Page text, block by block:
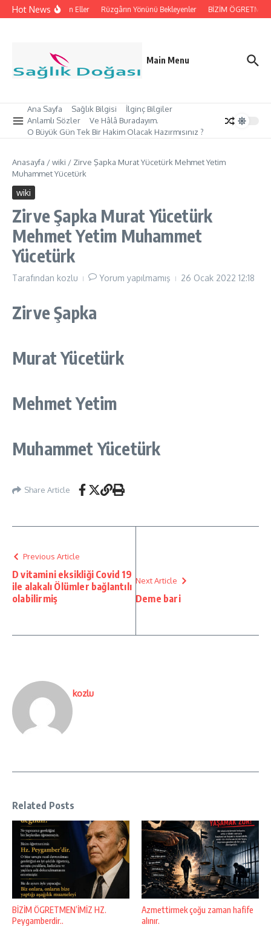
İçeriğe atla
Hot Newsİpleri Tutan Eller Rüzgârın Yönünü Bekleyenler BİZİM
Main Menu
Ana Sayfa Sağlık Bilgisi
İlginç Bilgiler
Anlamlı Sözler
Ve Hâlâ Buradayım.
O Büyük Gün Tek Bir Hakim Olacak Hazırmısınız ?
Anasayfa /wiki / Zirve Şapka Murat Yücetürk Mehmet Yetim
Muhammet Yücetürk
wiki
Zirve Şapka Murat Yücetürk
Mehmet Yetim Muhammet
Yücetürk
Tarafından kozlu Yorum yapılmamış 26 Ocak 2022 12:18
Zirve Şapka
Murat Yücetürk
Mehmet Yetim
Muhammet Yücetürk
Share Article
Previous Article
D vitamini eksikliği Covid 19
ile alakalı Ölümler bağlantılı
olabilirmiş
Next Article
Deme bari
kozlu
Related Posts
BİZİM ÖGRETMEN’İMİZ HZ.
Peygamberdir..
Azmettirmek çoğu zaman hafife
alınır.